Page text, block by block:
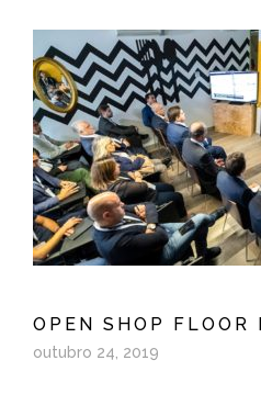
OPEN SHOP FLOOR
outubro 24, 2019